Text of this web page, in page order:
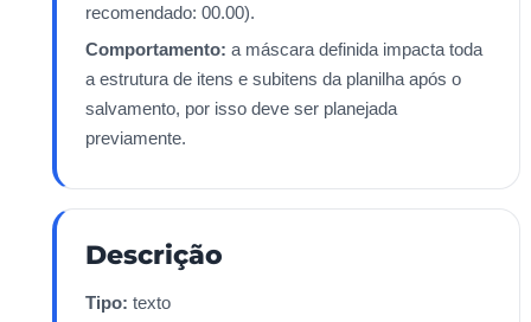
recomendado: 00.00).
Comportamento: a máscara definida impacta toda
a estrutura de itens e subitens da planilha após o
salvamento, por isso deve ser planejada
previamente.
Descrição
Tipo: texto